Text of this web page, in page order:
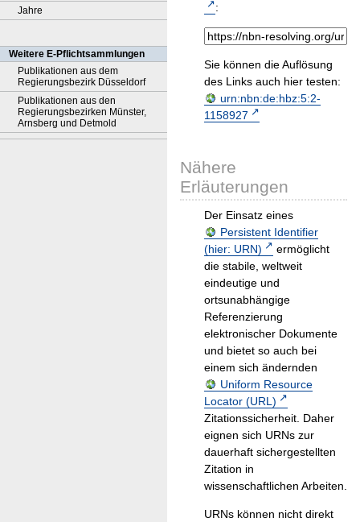
Jahre
Weitere E-Pflichtsammlungen
Publikationen aus dem
Regierungsbezirk Düsseldorf
Publikationen aus den
Regierungsbezirken Münster,
Arnsberg und Detmold
:
Sie können die Auflösung
des Links auch hier testen:
urn:nbn:de:hbz:5:2-
1158927
Nähere
Erläuterungen
Der Einsatz eines
Persistent Identifier
(hier: URN)
ermöglicht
die stabile, weltweit
eindeutige und
ortsunabhängige
Referenzierung
elektronischer Dokumente
und bietet so auch bei
einem sich ändernden
Uniform Resource
Locator (URL)
Zitationssicherheit. Daher
eignen sich URNs zur
dauerhaft sichergestellten
Zitation in
wissenschaftlichen Arbeiten.
URNs können nicht direkt